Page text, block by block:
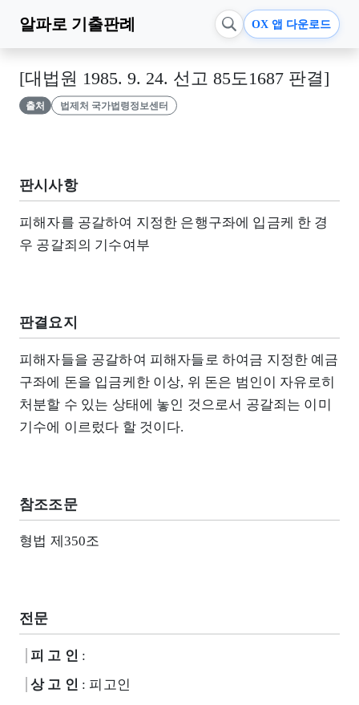
알파로 기출판례 OX 앱 다운로드
[대법원 1985. 9. 24. 선고 85도1687 판결]
출처 법제처 국가법령정보센터
판시사항
피해자를 공갈하여 지정한 은행구좌에 입금케 한 경
우 공갈죄의 기수여부
판결요지
피해자들을 공갈하여 피해자들로 하여금 지정한 예금
구좌에 돈을 입금케한 이상, 위 돈은 범인이 자유로히
처분할 수 있는 상태에 놓인 것으로서 공갈죄는 이미
기수에 이르렀다 할 것이다.
참조조문
형법 제350조
전문
피 고 인 :
상 고 인 : 피고인